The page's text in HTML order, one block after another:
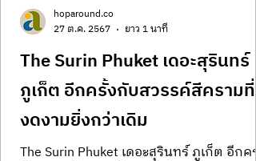
The Surin Phuket เดอะสุรินทร์
ภูเก็ต อีกครั้งกับสวรรค์สีครามที่
งดงามยิ่งกว่าเดิม
The Surin Phuket เดอะสุรินทร์ ภูเก็ต อีกครั้ง
hoparound.co
27 ต.ค. 2567
ยาว 1 นาที